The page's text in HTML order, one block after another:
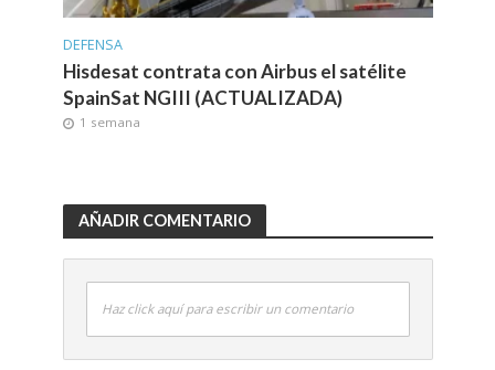
DEFENSA
Hisdesat contrata con Airbus el satélite
SpainSat NGIII (ACTUALIZADA)
1 semana
AÑADIR COMENTARIO
Haz click aquí para escribir un comentario